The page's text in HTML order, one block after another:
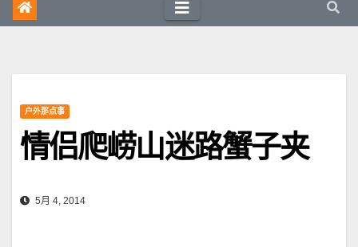
户外那点事
情侣爬崂山迷路蟹子夹
5月 4, 2014